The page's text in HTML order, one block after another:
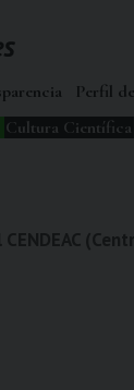
Perfil
Cultura Científica